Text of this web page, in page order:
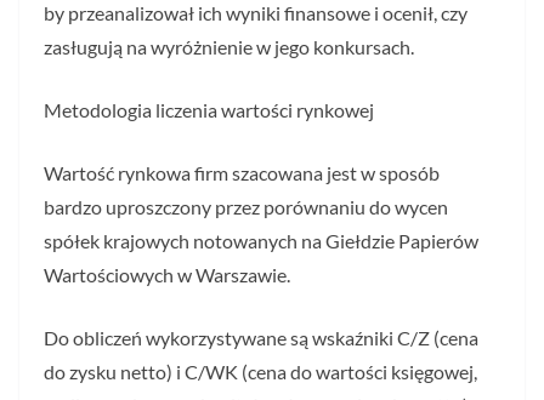
by przeanalizował ich wyniki finansowe i ocenił, czy
zasługują na wyróżnienie w jego konkursach.
Metodologia liczenia wartości rynkowej
Wartość rynkowa firm szacowana jest w sposób
bardzo uproszczony przez porównaniu do wycen
spółek krajowych notowanych na Giełdzie Papierów
Wartościowych w Warszawie.
Do obliczeń wykorzystywane są wskaźniki C/Z (cena
do zysku netto) i C/WK (cena do wartości księgowej,